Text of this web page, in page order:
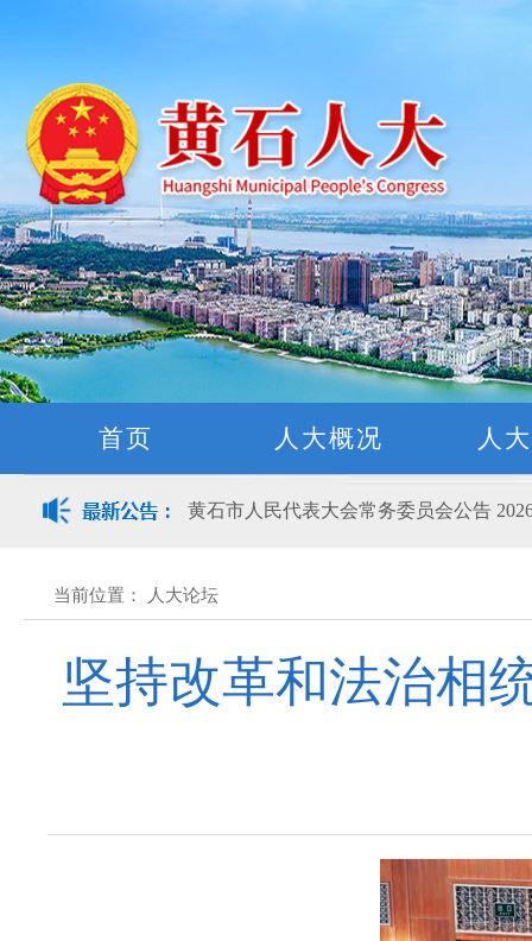
首页 人大概况 人
黄石市人民代表大会常务委员会公告
关于征集立法工作规划（2027年—2031
关于征求《黄石市停车场建设管理条例
黄石市人民代表大会常务委员会公告
当前位置： 人大论坛
坚持改革和法治相